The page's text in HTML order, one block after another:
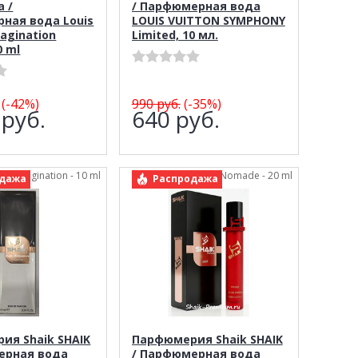
/
вода Louis
ml
42%)
руб.
/ Парфюмерная вода
LOUIS VUITTON SYMPHONY
Limited, 10 мл.
990руб.(-35%)
640 руб.
Imagination - 10 ml
Shaik SHAIK
вода
Распродажа
арт.: Shaik Ombre Nomade - 20 ml
Парфюмерия Shaik SHAIK
/ Парфюмерная вода